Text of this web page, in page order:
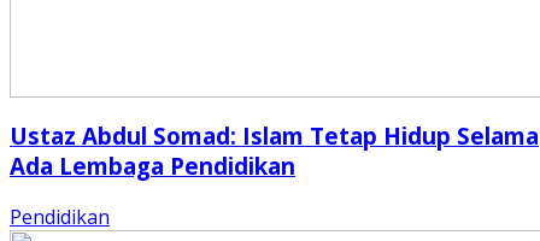
Ustaz Abdul Somad: Islam Tetap Hidup Selama
Ada Lembaga Pendidikan
Pendidikan